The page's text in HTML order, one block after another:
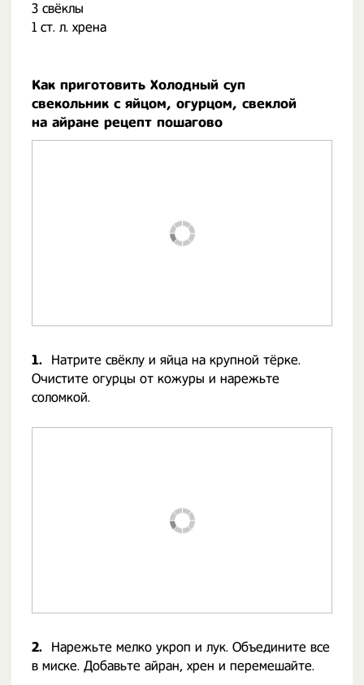
3 свёклы
1 ст. л. хрена
Как приготовить Холодный суп
свекольник с яйцом, огурцом, свеклой
на айране рецепт пошагово
1.
Натрите свёклу и яйца на крупной тёрке.
Очистите огурцы от кожуры и нарежьте
соломкой.
2.
Нарежьте мелко укроп и лук. Объедините все
в миске. Добавьте айран, хрен и перемешайте.